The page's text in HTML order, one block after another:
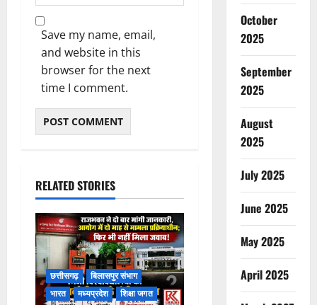
Save my name, email,
and website in this
browser for the next
time I comment.
RELATED STORIES
छत्तीसगढ़
बिलासपुर संभाग
भारत
मध्यप्रदेश शिक्षा जगत
October
2025
September
2025
August
2025
July 2025
June 2025
May 2025
April 2025